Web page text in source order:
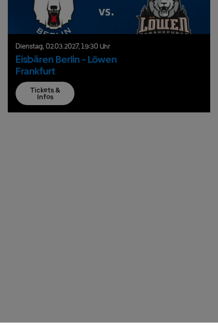
Dienstag,02.03.2027,19:30 Uhr
Eisbären Berlin - Löwen
Frankfurt
Tickets &
Infos